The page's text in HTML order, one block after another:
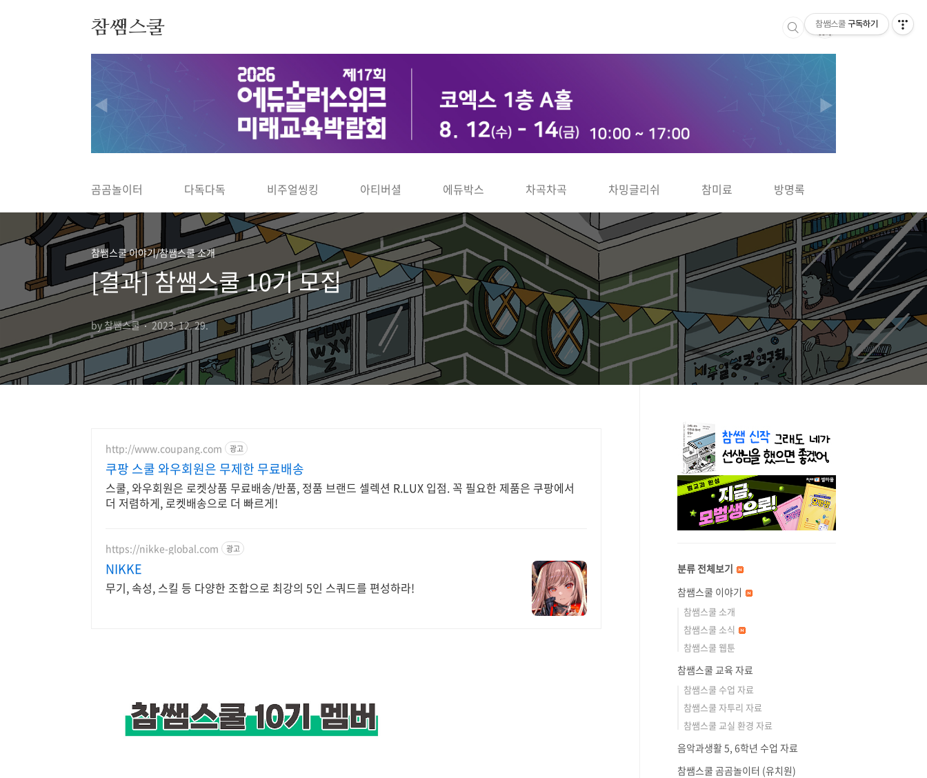
참쌤스쿨
◀ ▶
곰곰놀이터 다독다독 비주얼씽킹 아티버셜 에듀박스 차곡차곡 차밍글리쉬 참미료 방명록
참쌤스쿨 이야기/참쌤스쿨 소개
[결과] 참쌤스쿨 10기 모집
by 참쌤스쿨 2023. 12. 29.
http://www.coupang.com 광고
쿠팡 스쿨 와우회원은 무제한 무료배송
스쿨, 와우회원은 로켓상품 무료배송/반품, 정품 브랜드 셀렉션 R.LUX 입점. 꼭 필요한 제품은 쿠팡에서
더 저렴하게, 로켓배송으로 더 빠르게!
https://nikke-global.com 광고
NIKKE
무기, 속성, 스킬 등 다양한 조합으로 최강의 5인 스쿼드를 편성하라!
분류 전체보기
참쌤스쿨 이야기
참쌤스쿨 소개
참쌤스쿨 소식
참쌤스쿨 웹툰
참쌤스쿨 교육 자료
참쌤스쿨 수업 자료
참쌤스쿨 자투리 자료
참쌤스쿨 교실 환경 자료
음악과생활 5, 6학년 수업 자료
참쌤스쿨 곰곰놀이터 (유치원)
참쌤스쿨 구독하기